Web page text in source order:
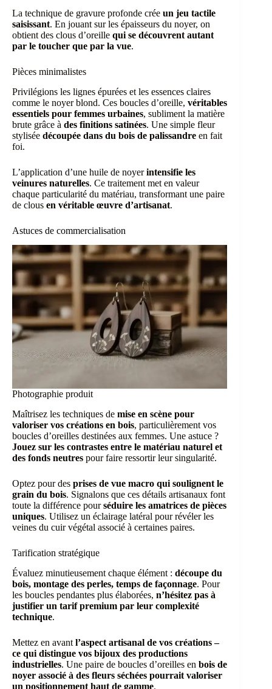
La technique de gravure profonde crée un jeu tactile
saisissant. En jouant sur les épaisseurs du noyer, on
obtient des clous d’oreille qui se découvrent autant
par le toucher que par la vue.
Pièces minimalistes
Privilégions les lignes épurées et les essences claires
comme le noyer blond. Ces boucles d’oreille, véritables
essentiels pour femmes urbaines, subliment la matière
brute grâce à des finitions satinées. Une simple fleur
stylisée découpée dans du bois de palissandre en fait
foi.
L’application d’une huile de noyerintensifie les
veinures naturelles. Ce traitement met en valeur
chaque particularité du matériau, transformant une paire
de clous en véritable œuvre d’artisanat.
Astuces de commercialisation
Photographie produit
Maîtrisez les techniques de mise en scène pour
valoriser vos créations en bois, particulièrement vos
boucles d’oreilles destinées aux femmes. Une astuce ?
Jouez sur les contrastes entre le matériau naturel et
des fonds neutres pour faire ressortir leur singularité.
Optez pour des prises de vue macro qui soulignent le
grain du bois. Signalons que ces détails artisanaux font
toute la différence pourséduire les amatrices de pièces
uniques. Utilisez un éclairage latéral pour révéler les
veines du cuir végétal associé à certaines paires.
Tarification stratégique
Évaluez minutieusement chaque élément : découpe du
bois, montage des perles, temps de façonnage. Pour
les boucles pendantes plus élaborées, n’hésitez pas à
justifier un tarif premium par leur complexité
technique.
Mettez en avant l’aspect artisanal de vos créations –
ce qui distingue vos bijoux des productions
industrielles. Une paire de boucles d’oreilles en bois de
noyer associé à des fleurs séchées pourrait valoriser
un positionnement haut de gamme.